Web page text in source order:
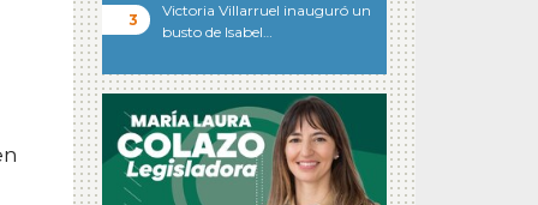
Victoria Villarruel inauguró un
busto de Isabel…